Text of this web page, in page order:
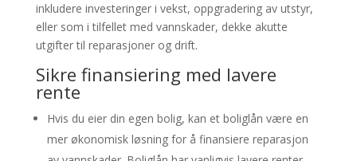
inkludere investeringer i vekst, oppgradering av utstyr,
eller som i tilfellet med vannskader, dekke akutte
utgifter til reparasjoner og drift.
Sikre finansiering med lavere
rente
Hvis du eier din egen bolig, kan et boliglån være en
mer økonomisk løsning for å finansiere reparasjon